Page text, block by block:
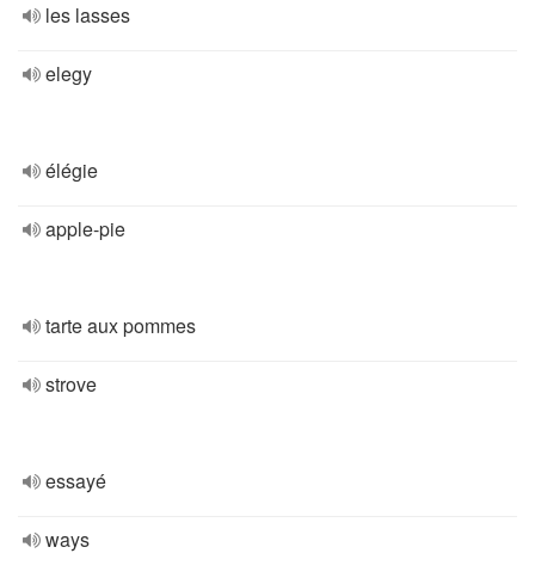
les lasses
elegy
élégie
apple-pie
tarte aux pommes
strove
essayé
ways